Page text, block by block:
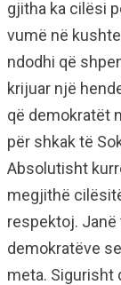
gjitha ka cilësi
vumë në
ndodhi që
krijuar një
që demokratët
për shkak të
Absolutisht
megjithë
respektoj.
demokratëve
meta. Sigurisht